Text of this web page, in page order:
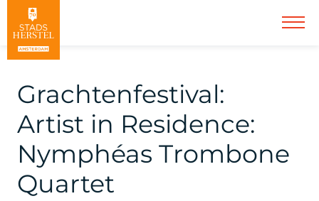
Grachtenfestival:
Artist in Residence:
Nymphéas Trombone
Quartet